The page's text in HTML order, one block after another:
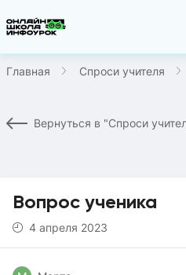
Главная Спроси учителя
Вернуться в "Спроси
Вопрос ученика
4 апреля 2023